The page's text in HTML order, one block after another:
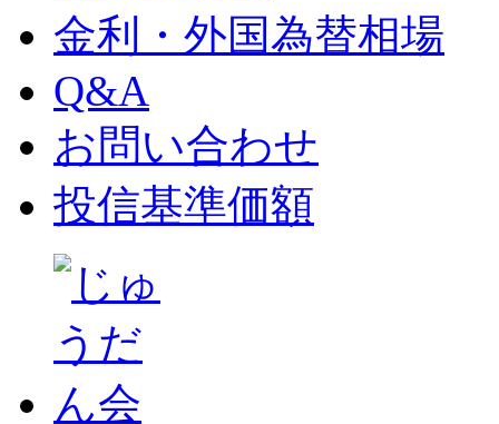
金利・外国為替相場
Q&A
お問い合わせ
投信基準価額